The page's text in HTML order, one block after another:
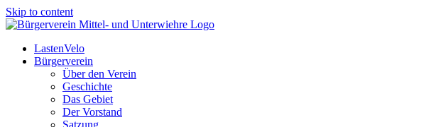
Skip to content
LastenVelo
Bürgerverein
Über den Verein
Geschichte
Das Gebiet
Der Vorstand
Satzung